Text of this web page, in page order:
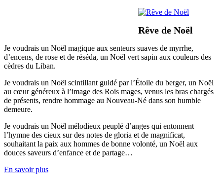
Rêve de Noël
Je voudrais un Noël magique aux senteurs suaves de myrrhe,
d’encens, de rose et de réséda, un Noël vert sapin aux couleurs des
cèdres du Liban.
Je voudrais un Noël scintillant guidé par l’Étoile du berger, un Noël
au cœur généreux à l’image des Rois mages, venus les bras chargés
de présents, rendre hommage au Nouveau-Né dans son humble
demeure.
Je voudrais un Noël mélodieux peuplé d’anges qui entonnent
l’hymne des cieux sur des notes de gloria et de magnificat,
souhaitant la paix aux hommes de bonne volonté, un Noël aux
douces saveurs d’enfance et de partage…
En savoir plus